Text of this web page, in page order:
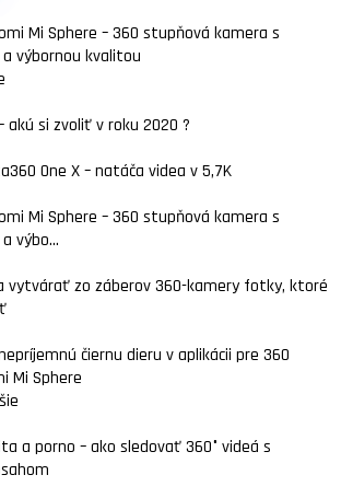
Mi Sphere – 360 stupňová kamera s
výbornou kvalitou
akú si zvoliť v roku 2020 ?
One X – natáča videa v 5,7K
Mi Sphere – 360 stupňová kamera s
výbo...
vytvárať zo záberov 360-kamery fotky, ktoré
čiernu dieru v aplikácii pre 360
Mi Sphere
a porno – ako sledovať 360° videá s